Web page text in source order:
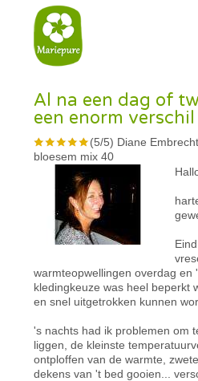
Al na een dag of
een enorm verschil
(5/5) Diane
bloesem mix 40
warmteopwellingen overdag en
kledingkeuze was heel beperkt
en snel uitgetrokken kunnen
's nachts had ik problemen om
liggen, de kleinste
ontploffen van de warmte,
dekens van 't bed gooien...